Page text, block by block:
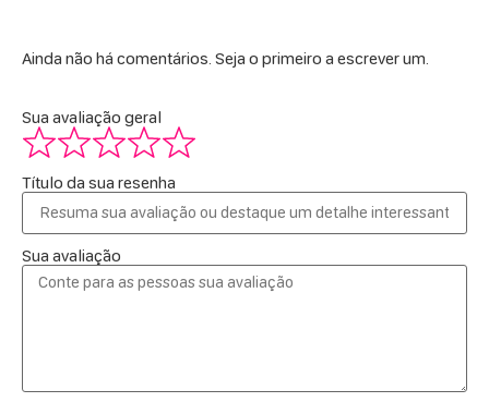
Ainda não há comentários. Seja o primeiro a escrever um.
Sua avaliação geral
Título da sua resenha
Sua avaliação